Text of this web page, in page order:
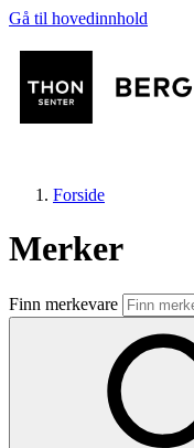
Gå til hovedinnhold
Butikker
Mat og drikke
Aktiviteter
Forside
Merker
Finn merkevare